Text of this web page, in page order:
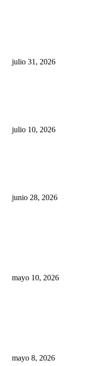
julio 31, 2026
julio 10, 2026
junio 28, 2026
mayo 10, 2026
mayo 8, 2026